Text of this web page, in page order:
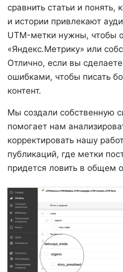
сравнить статьи и
и истории привлекают
UTM-метки нужны, чтобы
«Яндекс.Метрику» или
Отлично, если вы
ошибками, чтобы писать
контент.
Мы создали собственную
помогает нам
корректировать нашу
публикаций, где метки
придется ловить в общем